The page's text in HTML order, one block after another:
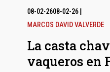
08-02-2608-02-26|
MARCOS DAVID VALVERDE
La casta
vaqueros en